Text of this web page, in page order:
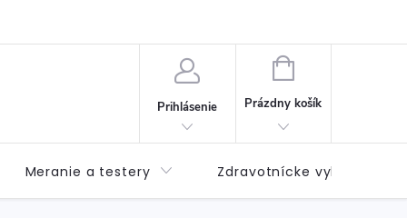
Prihlásenie
NÁKUPNÝ
KOŠÍK
Prázdny košík
Meranie a testery Zdravotnícke vybavenie